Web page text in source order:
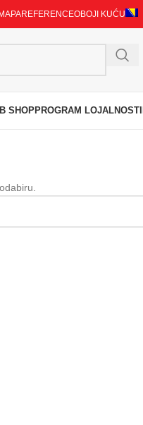
MAPAREFERENCEOBOJI KUĆU
SHOPPROGRAM LOJALNOSTI